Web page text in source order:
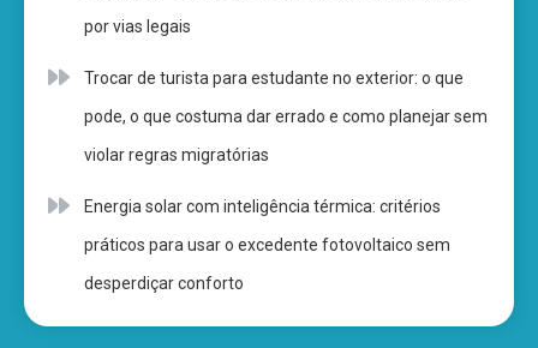
por vias legais
Trocar de turista para estudante no exterior: o que
pode, o que costuma dar errado e como planejar sem
violar regras migratórias
Energia solar com inteligência térmica: critérios
práticos para usar o excedente fotovoltaico sem
desperdiçar conforto